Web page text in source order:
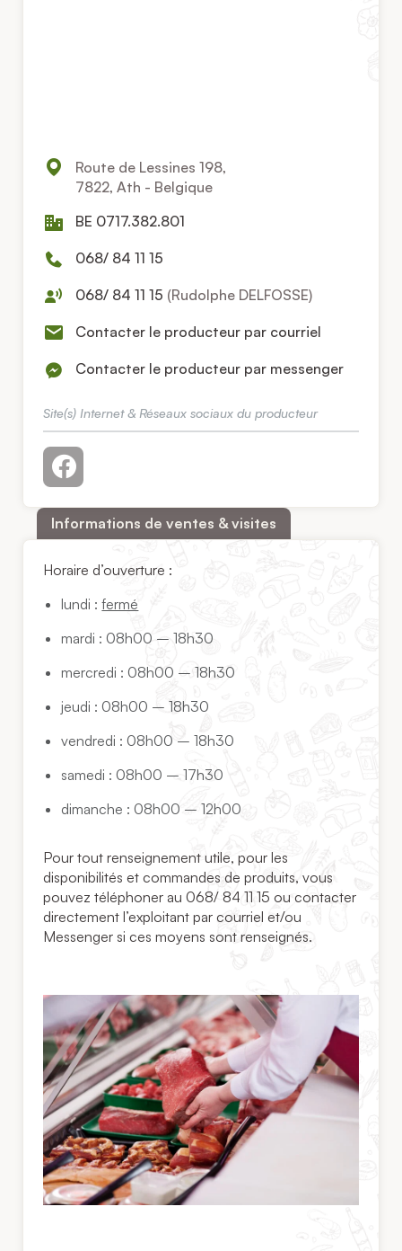
Route de Lessines 198,
7822, Ath - Belgique
BE 0717.382.801
068/ 84 11 15
068/ 84 11 15 (Rudolphe DELFOSSE)
Contacter le producteur par courriel
Contacter le producteur par messenger
Site(s) Internet & Réseaux sociaux du producteur
Informations de ventes & visites
Horaire d’ouverture :
lundi :fermé
mardi : 08h00 – 18h30
mercredi : 08h00 – 18h30
jeudi : 08h00 – 18h30
vendredi : 08h00 – 18h30
samedi : 08h00 – 17h30
dimanche : 08h00 – 12h00
Pour tout renseignement utile, pour les
disponibilités et commandes de produits, vous
pouvez téléphoner au 068/ 84 11 15 ou contacter
directement l’exploitant par courriel et/ou
Messenger si ces moyens sont renseignés.